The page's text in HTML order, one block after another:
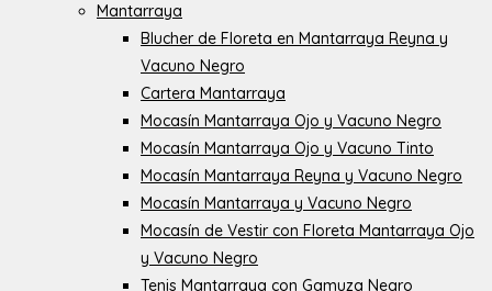
Mantarraya
Blucher de Floreta en Mantarraya Reyna y
Vacuno Negro
Cartera Mantarraya
Mocasín Mantarraya Ojo y Vacuno Negro
Mocasín Mantarraya Ojo y Vacuno Tinto
Mocasín Mantarraya Reyna y Vacuno Negro
Mocasín Mantarraya y Vacuno Negro
Mocasín de Vestir con Floreta Mantarraya Ojo
y Vacuno Negro
Tenis Mantarraya con Gamuza Negro